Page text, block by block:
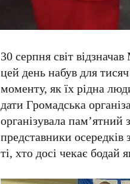
30 серпня світ
цей день набув для
моменту, як їх рідна
дати Громадська
організувала
представники
ті, хто досі чекає бодай